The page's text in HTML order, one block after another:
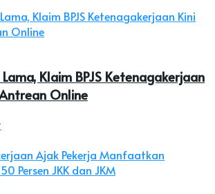
Klaim BPJS Ketenagakerjaan
Online